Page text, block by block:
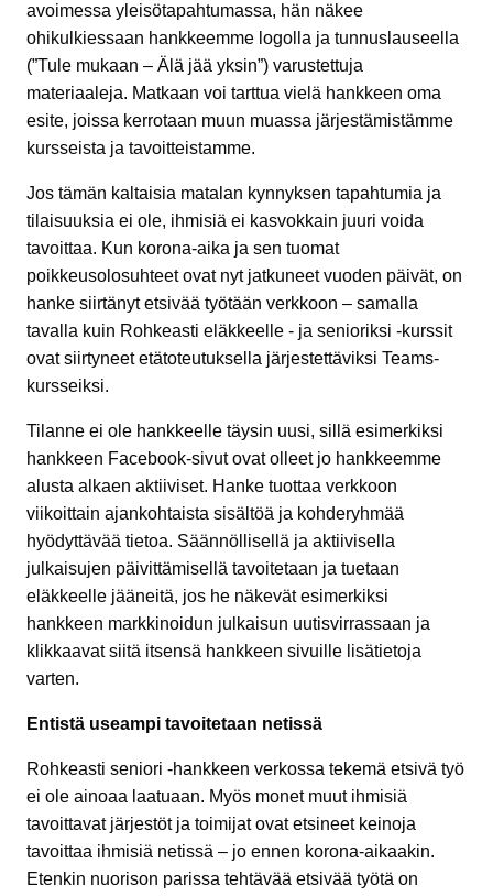
avoimessa yleisötapahtumassa, hän näkee
ohikulkiessaan hankkeemme logolla ja tunnuslauseella
(”Tule mukaan – Älä jää yksin”) varustettuja
materiaaleja. Matkaan voi tarttua vielä hankkeen oma
esite, joissa kerrotaan muun muassa järjestämistämme
kursseista ja tavoitteistamme.
Jos tämän kaltaisia matalan kynnyksen tapahtumia ja
tilaisuuksia ei ole, ihmisiä ei kasvokkain juuri voida
tavoittaa. Kun korona-aika ja sen tuomat
poikkeusolosuhteet ovat nyt jatkuneet vuoden päivät, on
hanke siirtänyt etsivää työtään verkkoon – samalla
tavalla kuin Rohkeasti eläkkeelle - ja senioriksi -kurssit
ovat siirtyneet etätoteutuksella järjestettäviksi Teams-
kursseiksi.
Tilanne ei ole hankkeelle täysin uusi, sillä esimerkiksi
hankkeen Facebook-sivut ovat olleet jo hankkeemme
alusta alkaen aktiiviset. Hanke tuottaa verkkoon
viikoittain ajankohtaista sisältöä ja kohderyhmää
hyödyttävää tietoa. Säännöllisellä ja aktiivisella
julkaisujen päivittämisellä tavoitetaan ja tuetaan
eläkkeelle jääneitä, jos he näkevät esimerkiksi
hankkeen markkinoidun julkaisun uutisvirrassaan ja
klikkaavat siitä itsensä hankkeen sivuille lisätietoja
varten.
Entistä useampi tavoitetaan netissä
Rohkeasti seniori -hankkeen verkossa tekemä etsivä työ
ei ole ainoaa laatuaan. Myös monet muut ihmisiä
tavoittavat järjestöt ja toimijat ovat etsineet keinoja
tavoittaa ihmisiä netissä – jo ennen korona-aikaakin.
Etenkin nuorison parissa tehtävää etsivää työtä on